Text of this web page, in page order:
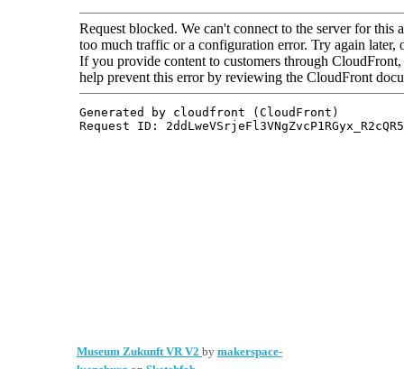
Museum Zukunft VR V2 by makerspace-